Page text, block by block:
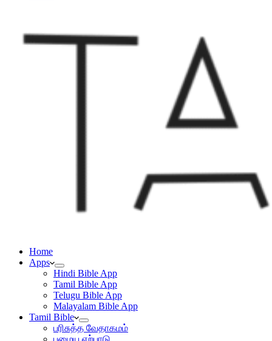
Home
Apps
Hindi Bible App
Tamil Bible App
Telugu Bible App
Malayalam Bible App
Tamil Bible
பரிசுத்த வேதாகமம்
பழைய ஏற்பாடு